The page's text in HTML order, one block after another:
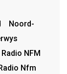
Noord-
Radio NFM
Nfm